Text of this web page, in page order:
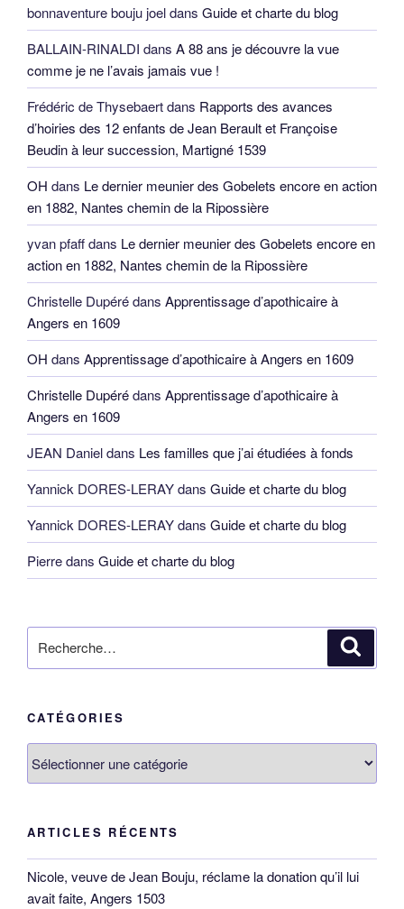
bonnaventure bouju joeldans Guide et charte du blog
BALLAIN-RINALDI dans A 88 ans je découvre la vue
comme je ne l’avais jamais vue !
Frédéric de Thysebaertdans Rapports des avances
d’hoiries des 12 enfants de Jean Berault et Françoise
Beudin à leur succession, Martigné 1539
OH dans Le dernier meunier des Gobelets encore en action
en 1882, Nantes chemin de la Ripossière
yvan pfaffdans Le dernier meunier des Gobelets encore en
action en 1882, Nantes chemin de la Ripossière
Christelle Dupérédans Apprentissage d’apothicaire à
Angers en 1609
OH dans Apprentissage d’apothicaire à Angers en 1609
Christelle Dupérédans Apprentissage d’apothicaire à
Angers en 1609
JEAN Danieldans Les familles que j’ai étudiées à fonds
Yannick DORES-LERAYdans Guide et charte du blog
Yannick DORES-LERAYdans Guide et charte du blog
Pierredans Guide et charte du blog
pour
CATÉGORIES
ARTICLES RÉCENTS
Nicole, veuve de Jean Bouju, réclame la donation qu’il lui
avait faite, Angers 1503